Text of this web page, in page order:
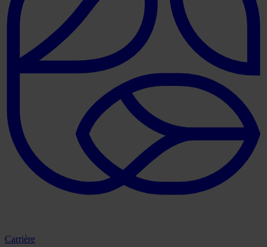
Carrière